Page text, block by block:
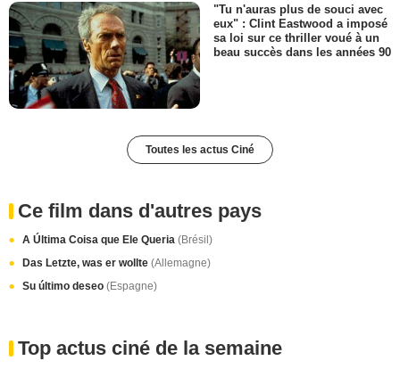
"Tu n'auras plus de souci avec
eux" : Clint Eastwood a imposé
sa loi sur ce thriller voué à un
beau succès dans les années 90
Toutes les actus Ciné
Ce film dans d'autres pays
A Última Coisa que Ele Queria (Brésil)
Das Letzte, was er wollte (Allemagne)
Su último deseo (Espagne)
Top actus ciné de la semaine